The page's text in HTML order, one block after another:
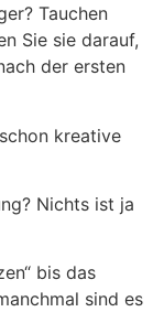
Tauchen
Sie sie darauf,
der ersten
kreative
Nichts ist ja
bis das
sind es